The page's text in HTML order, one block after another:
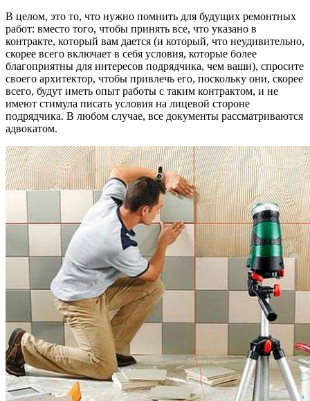
В целом, это то, что нужно помнить для будущих ремонтных
работ: вместо того, чтобы принять все, что указано в
контракте, который вам дается (и который, что неудивительно,
скорее всего включает в себя условия, которые более
благоприятны для интересов подрядчика, чем ваши), спросите
своего архитектор, чтобы привлечь его, поскольку они, скорее
всего, будут иметь опыт работы с таким контрактом, и не
имеют стимула писать условия на лицевой стороне
подрядчика. В любом случае, все документы рассматриваются
адвокатом.